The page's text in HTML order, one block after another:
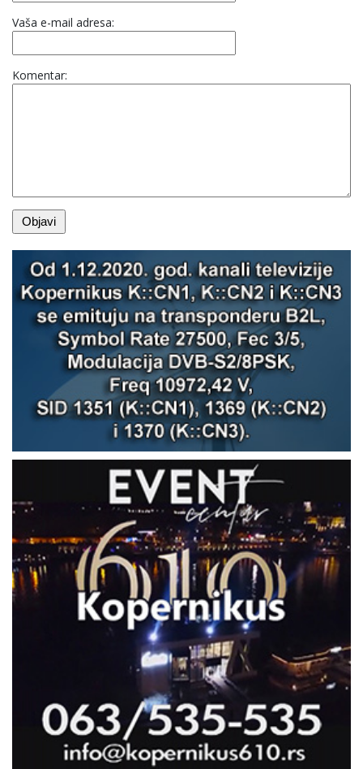
Vaša e-mail adresa:
Komentar: